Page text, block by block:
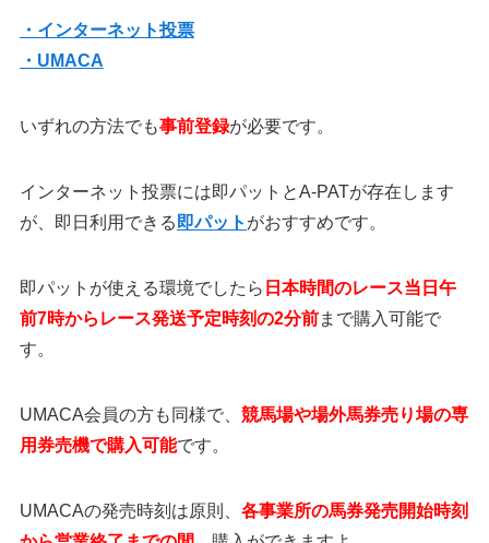
・インターネット投票
・UMACA
いずれの方法でも事前登録が必要です。
インターネット投票には即パットとA-PATが存在します
が、即日利用できる 即パット がおすすめです。
即パットが使える環境でしたら 日本時間のレース当日午
前7時からレース発送予定時刻の2分前まで購入可能で
す。
UMACA会員の方も同様で、 競馬場や場外馬券売り場の専
用券売機で購入可能です。
UMACAの発売時刻は原則、 各事業所の馬券発売開始時刻